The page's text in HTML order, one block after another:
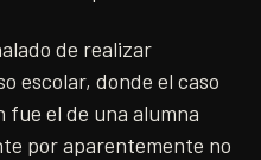
de realizar
escolar, donde el caso
fue el de una alumna
por aparentemente no